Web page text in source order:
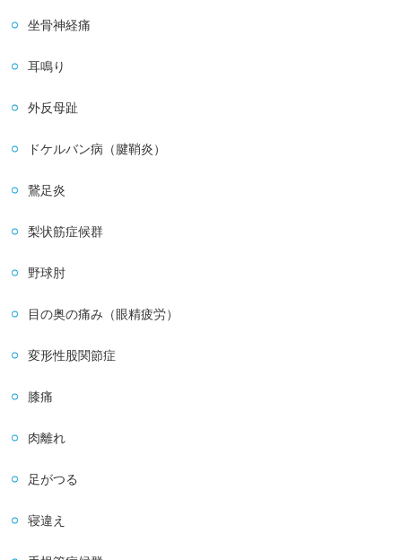
坐骨神経痛
耳鳴り
外反母趾
ドケルバン病（腱鞘炎）
鵞足炎
梨状筋症候群
野球肘
目の奥の痛み（眼精疲労）
変形性股関節症
膝痛
肉離れ
足がつる
寝違え